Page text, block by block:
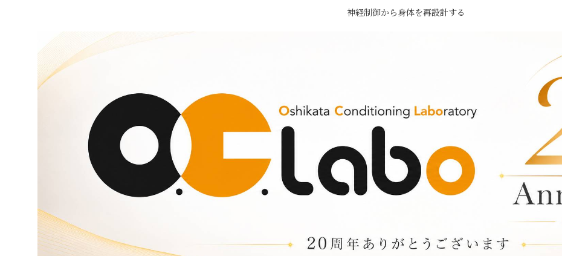
神経制御から身体を再設計する